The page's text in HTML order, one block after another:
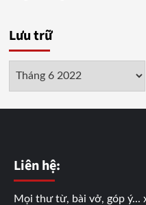
Lưu trữ
Liên hệ:
Mọi thư từ, bài vở, góp ý...